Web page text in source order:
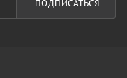
ПОДПИСАТЬСЯ